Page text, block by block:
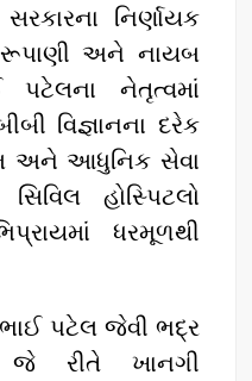
નિર્ણાયક
અને નાયબ
પટેલના નેતૃત્વમાં
વિજ્ઞાનના દરેક
અને આધુનિક સેવા
હોસ્પિટલો
ધરમૂળથી
પટેલ જેવી ભદ્ર
જે રીતે ખાનગી